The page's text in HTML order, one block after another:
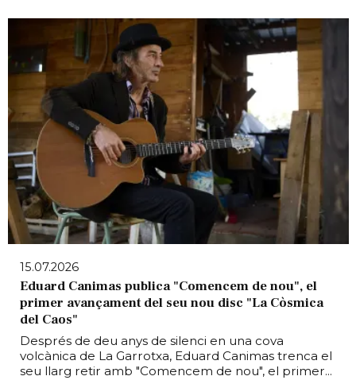
15.07.2026
Eduard Canimas publica "Comencem de nou", el
primer avançament del seu nou disc "La Còsmica
del Caos"
Després de deu anys de silenci en una cova
volcànica de La Garrotxa, Eduard Canimas trenca el
seu llarg retir amb "Comencem de nou", el primer...